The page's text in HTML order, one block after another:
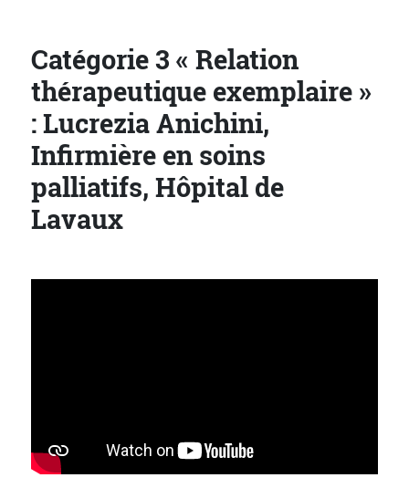
Catégorie 3 « Relation
thérapeutique exemplaire »
: Lucrezia Anichini,
Infirmière en soins
palliatifs, Hôpital de
Lavaux